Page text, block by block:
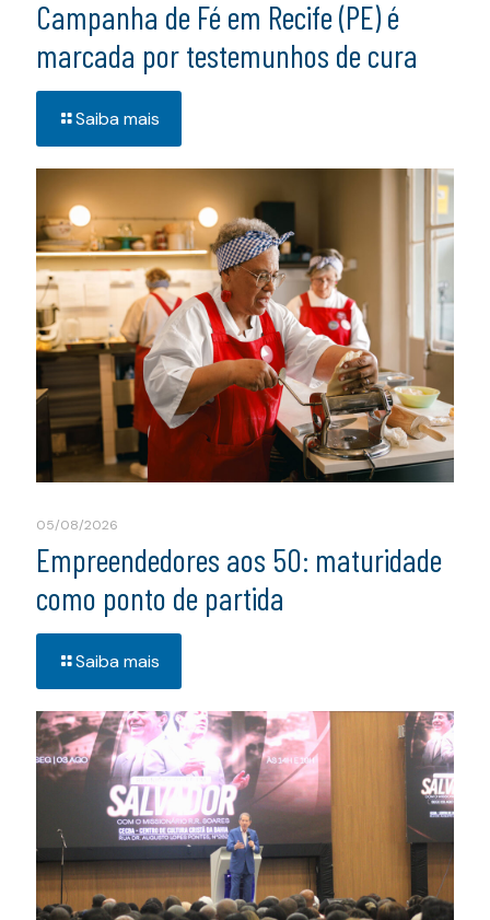
Campanha de Fé em Recife (PE) é
marcada por testemunhos de cura
Saiba mais
05/08/2026
Empreendedores aos 50: maturidade
como ponto de partida
Saiba mais